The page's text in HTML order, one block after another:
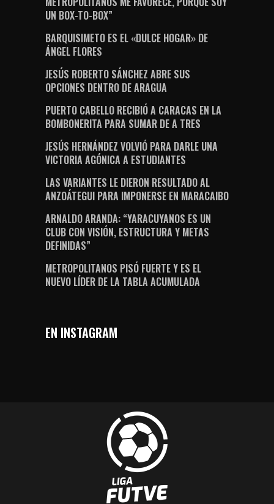
UN BOX-TO-BOX”
BARQUISIMETO ES EL «DULCE HOGAR» DE
ÁNGEL FLORES
JESÚS ROBERTO SÁNCHEZ ABRE SUS
OPCIONES DENTRO DE ARAGUA
PUERTO CABELLO RECIBIÓ A CARACAS EN LA
BOMBONERITA PARA SUMAR DE A TRES
JESÚS HERNÁNDEZ VOLVIÓ PARA DARLE UNA
VICTORIA AGÓNICA A ESTUDIANTES
LAS VARIANTES LE DIERON RESULTADO AL
ANZOÁTEGUI PARA IMPONERSE EN MARACAIBO
ARNALDO ARANDA: “YARACUYANOS ES UN
CLUB CON VISIÓN, ESTRUCTURA Y METAS
DEFINIDAS”
METROPOLITANOS PISÓ FUERTE Y ES EL
NUEVO LÍDER DE LA TABLA ACUMULADA
EN INSTAGRAM